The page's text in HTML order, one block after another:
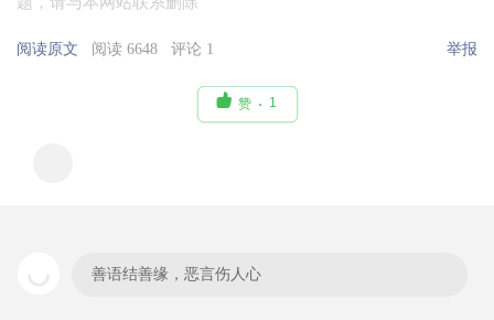
阅读原文 阅读 6648 评论 1 举报
 赞 1
善语结善缘，恶言伤人心